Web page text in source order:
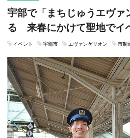
宇部で「まちじゅうエヴァ
る 来春にかけて聖地でイ
イベント 宇部市 エヴァンゲリオン 市制